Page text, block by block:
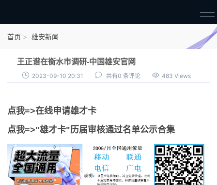
点我申领雄才卡
雄才卡资讯
雄安新闻
首页 雄安新闻
王正谱在衡水市调研-中国雄安官网
2023-09-10 20:31 共有0 条评论 483 Views
点我=>在线申请雄才卡
点我=>"雄才卡"历届审核通过名单公示合集